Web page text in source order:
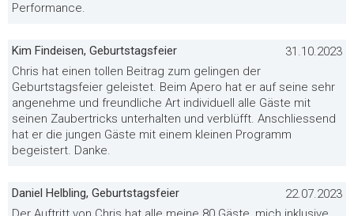
Performance.
Kim Findeisen, Geburtstagsfeier
31.10.2023
Chris hat einen tollen Beitrag zum gelingen der
Geburtstagsfeier geleistet. Beim Apero hat er auf seine sehr
angenehme und freundliche Art individuell alle Gäste mit
seinen Zaubertricks unterhalten und verblüfft. Anschliessend
hat er die jungen Gäste mit einem kleinen Programm
begeistert. Danke.
Daniel Helbling, Geburtstagsfeier
22.07.2023